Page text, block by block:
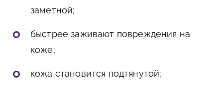
заметной;
быстрее заживают повреждения на
коже;
кожа становится подтянутой;